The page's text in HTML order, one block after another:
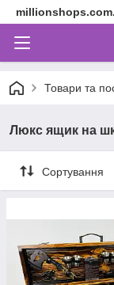
Товари та
Люкс ящик на
Сортування